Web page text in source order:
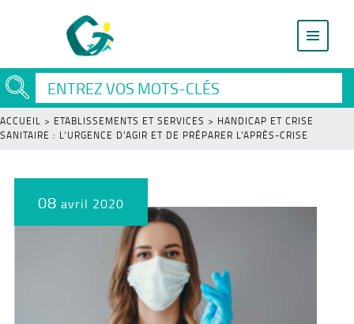
ACCUEIL > ETABLISSEMENTS ET SERVICES > HANDICAP ET CRISE
SANITAIRE : L’URGENCE D’AGIR ET DE PRÉPARER L’APRÈS-CRISE
08 avril 2020